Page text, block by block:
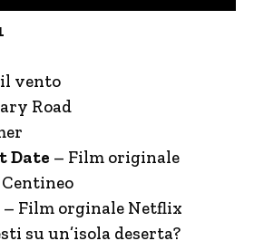
il vento
Road
Date – Film originale
– Film orginale Netflix
su un’isola deserta?